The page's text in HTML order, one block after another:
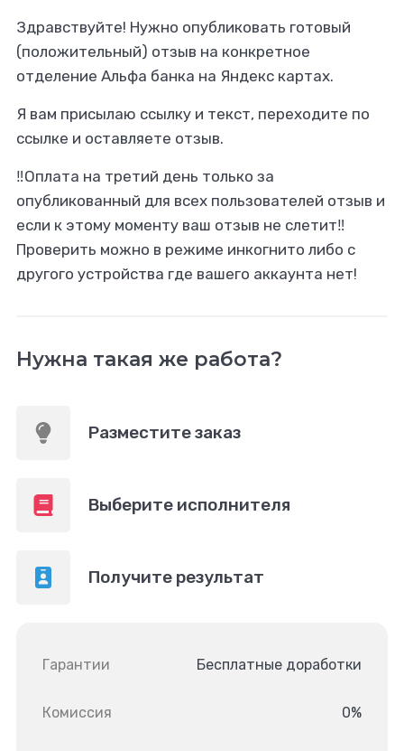
Здравствуйте! Нужно опубликовать готовый
(положительный) отзыв на конкретное
отделение Альфа банка на Яндекс картах.
Я вам присылаю ссылку и текст, переходите по
ссылке и оставляете отзыв.
‼️Оплата на третий день только за
опубликованный для всех пользователей отзыв и
если к этому моменту ваш отзыв не слетит‼️
Проверить можно в режиме инкогнито либо с
другого устройства где вашего аккаунта нет!
Нужна такая же работа?
Разместите заказ
Выберите исполнителя
Получите результат
Гарантии Бесплатные доработки
Комиссия 0%